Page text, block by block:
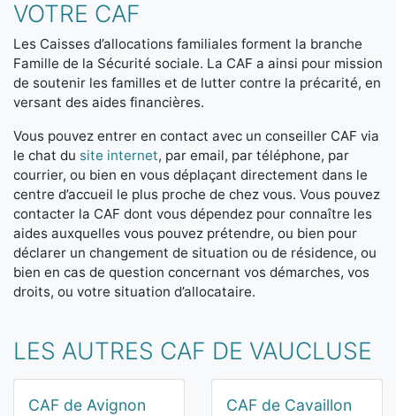
VOTRE CAF
Les Caisses d’allocations familiales forment la branche
Famille de la Sécurité sociale. La CAF a ainsi pour mission
de soutenir les familles et de lutter contre la précarité, en
versant des aides financières.
Vous pouvez entrer en contact avec un conseiller CAF via
le chat du site internet, par email, par téléphone, par
courrier, ou bien en vous déplaçant directement dans le
centre d’accueil le plus proche de chez vous. Vous pouvez
contacter la CAF dont vous dépendez pour connaître les
aides auxquelles vous pouvez prétendre, ou bien pour
déclarer un changement de situation ou de résidence, ou
bien en cas de question concernant vos démarches, vos
droits, ou votre situation d’allocataire.
LES AUTRES CAF DE VAUCLUSE
CAF de Avignon CAF de Cavaillon